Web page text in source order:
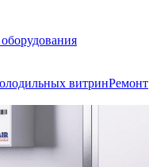
витринРемонт